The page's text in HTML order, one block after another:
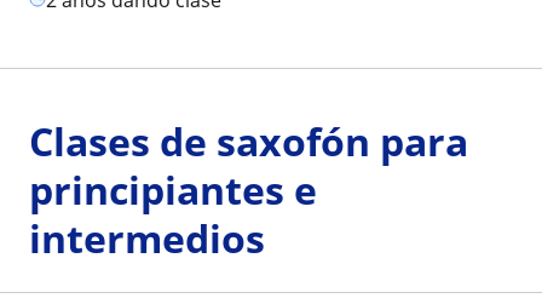
Clases de saxofón para
principiantes e
intermedios